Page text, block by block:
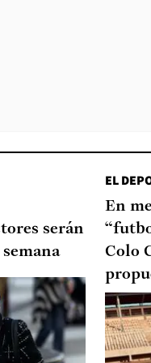
serán
EL
En
Colo